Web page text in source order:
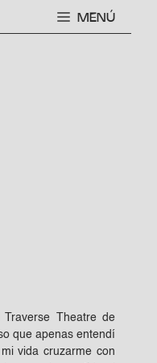
MENÚ
Traverse Theatre de
que apenas entendí
vida cruzarme con